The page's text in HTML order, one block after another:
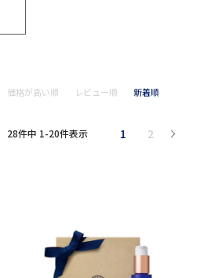
価格が高い順 レビュー順 新着順
28件中 1-20件表示 1 2